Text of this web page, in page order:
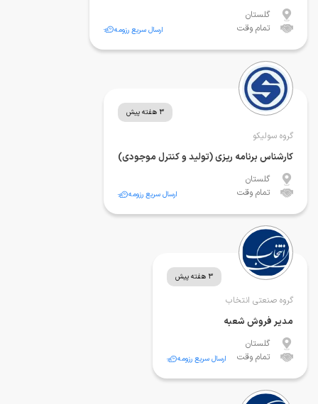
گلستان
تمام وقت
ارسال سریع رزومه
3 هفته پیش
گروه سولیکو
کارشناس برنامه ریزی (تولید و کنترل موجودی)
گلستان
تمام وقت
ارسال سریع رزومه
3 هفته پیش
گروه صنعتی انتخاب
مدیر فروش شعبه
گلستان
تمام وقت
ارسال سریع رزومه